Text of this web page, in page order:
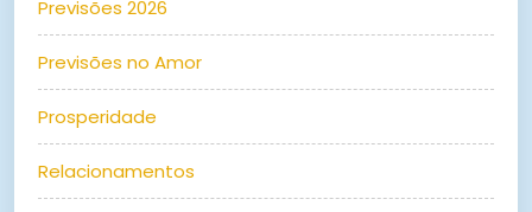
Previsões 2026
Previsões no Amor
Prosperidade
Relacionamentos